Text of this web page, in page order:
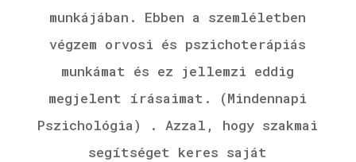
munkájában. Ebben a szemléletben
végzem orvosi és pszichoterápiás
munkámat és ez jellemzi eddig
megjelent írásaimat. (Mindennapi
Pszichológia) . Azzal, hogy szakmai
segítséget keres saját